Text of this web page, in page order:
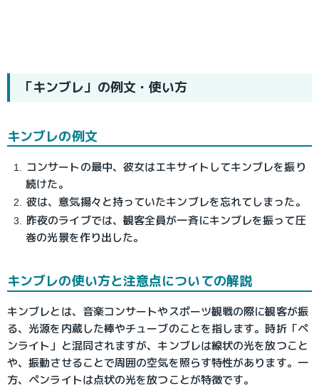
「キンブレ」の例文・使い方
キンブレの例文
コンサートの最中、彼女はエキサイトしてキンブレを振り
続けた。
彼は、意気揚々と持っていたキンブレを忘れてしまった。
昨夜のライブでは、観客全員が一斉にキンブレを振って圧
巻の光景を作り出した。
キンブレの使い方と注意点についての解説
キンブレとは、音楽コンサートやスポーツ観戦の際に観客が振
る、光源を内蔵した棒やチューブのことを指します。時折「ペ
ンライト」と混同されますが、キンブレは線状の光を放つこと
や、振動させることで周囲の空気を照らす特性があります。一
方、ペンライトは点状の光を放つことが特徴です。